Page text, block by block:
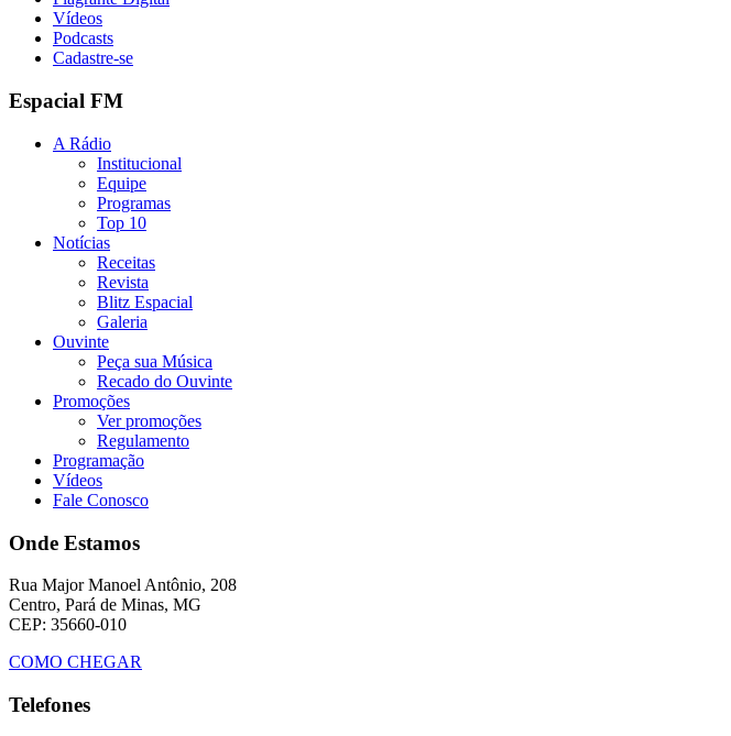
Vídeos
Podcasts
Cadastre-se
Espacial FM
A Rádio
Institucional
Equipe
Programas
Top 10
Notícias
Receitas
Revista
Blitz Espacial
Galeria
Ouvinte
Peça sua Música
Recado do Ouvinte
Promoções
Ver promoções
Regulamento
Programação
Vídeos
Fale Conosco
Onde Estamos
Rua Major Manoel Antônio, 208
Centro, Pará de Minas, MG
CEP: 35660-010
COMO CHEGAR
Telefones